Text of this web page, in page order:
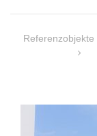
Referenzobjekte